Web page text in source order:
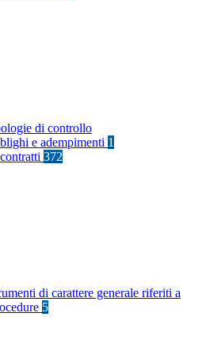
di controllo
e adempimenti 1
372
di carattere generale riferiti a
5